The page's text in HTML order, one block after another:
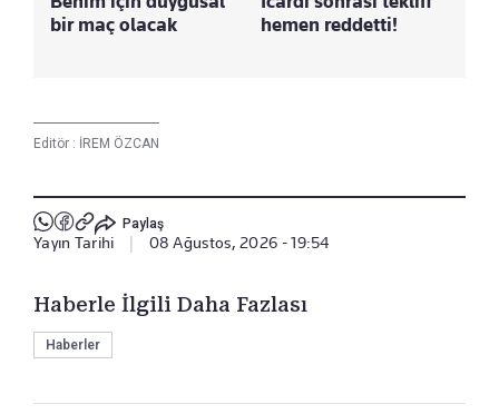
bir maç olacak
hemen reddetti!
Editör : İREM ÖZCAN
Paylaş
Yayın Tarihi 08 Ağustos, 2026 - 19:54
Haberle İlgili Daha Fazlası
Haberler